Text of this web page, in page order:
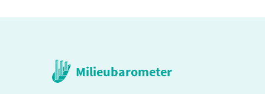
Milieubarometer